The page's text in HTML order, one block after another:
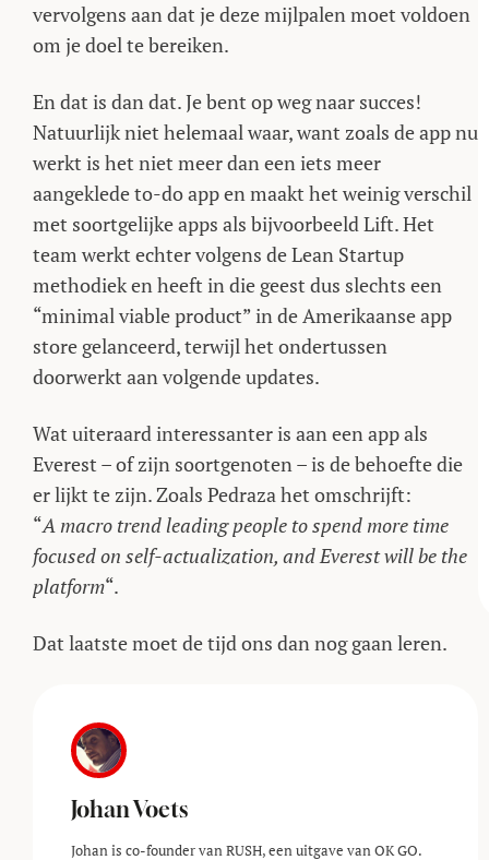
vervolgens aan dat je deze mijlpalen moet voldoen
om je doel te bereiken.
En dat is dan dat. Je bent op weg naar succes!
Natuurlijk niet helemaal waar, want zoals de app nu
werkt is het niet meer dan een iets meer
aangeklede to-do app en maakt het weinig verschil
met soortgelijke apps als bijvoorbeeld Lift. Het
team werkt echter volgens de Lean Startup
methodiek en heeft in die geest dus slechts een
“minimal viable product” in de Amerikaanse app
store gelanceerd, terwijl het ondertussen
doorwerkt aan volgende updates.
Wat uiteraard interessanter is aan een app als
Everest – of zijn soortgenoten – is de behoefte die
er lijkt te zijn. Zoals Pedraza het omschrijft:
“A macro trend leading people to spend more time
focused on self-actualization, and Everest will be the
platform“.
Dat laatste moet de tijd ons dan nog gaan leren.
Johan Voets
Johan is co-founder van RUSH, een uitgave van OK GO.